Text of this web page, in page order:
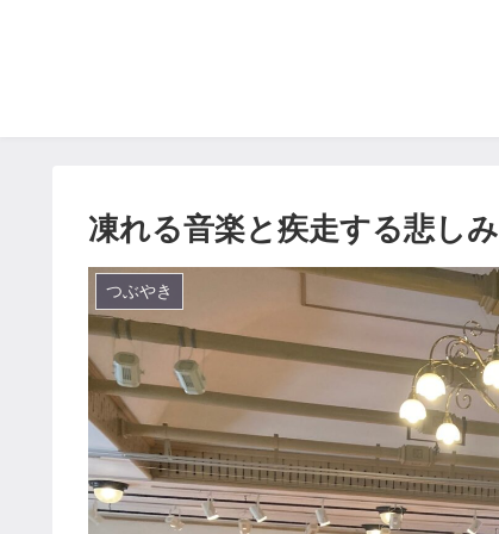
凍れる音楽と疾走する悲しみ
つぶやき